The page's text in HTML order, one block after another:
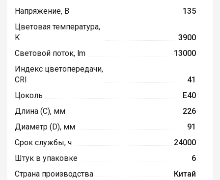
Напряжение, В
135
Цветовая температура,
K
3900
Световой поток, lm
13000
Индекс цветопередачи,
CRI
41
Цоколь
E40
Длина (C), мм
226
Диаметр (D), мм
91
Срок службы, ч
24000
Штук в упаковке
6
Страна производства
Китай